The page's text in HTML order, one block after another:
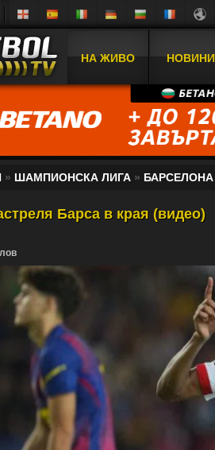
НА ЖИВО НОВИНИ
» ШАМПИОНСКА ЛИГА » БАРСЕЛОНА
Барса в края (видео)